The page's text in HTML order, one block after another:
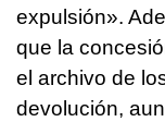
expulsión».
que la
el archivo de
devolución,